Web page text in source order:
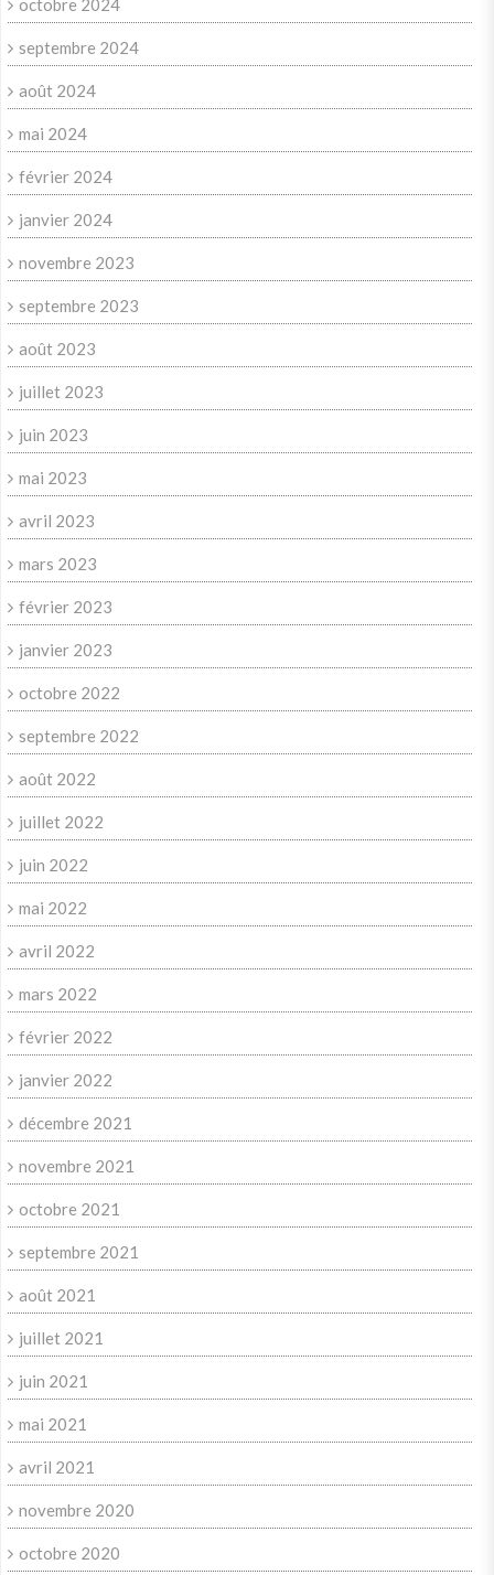
octobre 2024
septembre 2024
août 2024
mai 2024
février 2024
janvier 2024
novembre 2023
septembre 2023
août 2023
juillet 2023
juin 2023
mai 2023
avril 2023
mars 2023
février 2023
janvier 2023
octobre 2022
septembre 2022
août 2022
juillet 2022
juin 2022
mai 2022
avril 2022
mars 2022
février 2022
janvier 2022
décembre 2021
novembre 2021
octobre 2021
septembre 2021
août 2021
juillet 2021
juin 2021
mai 2021
avril 2021
novembre 2020
octobre 2020